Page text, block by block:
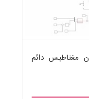
مغناطیس دائم